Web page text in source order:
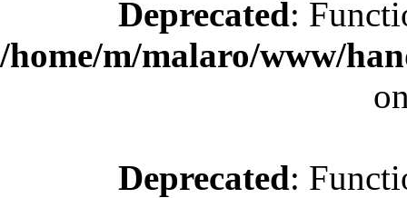
Deprecated:
/home/m/malaro/www/
Deprecated: